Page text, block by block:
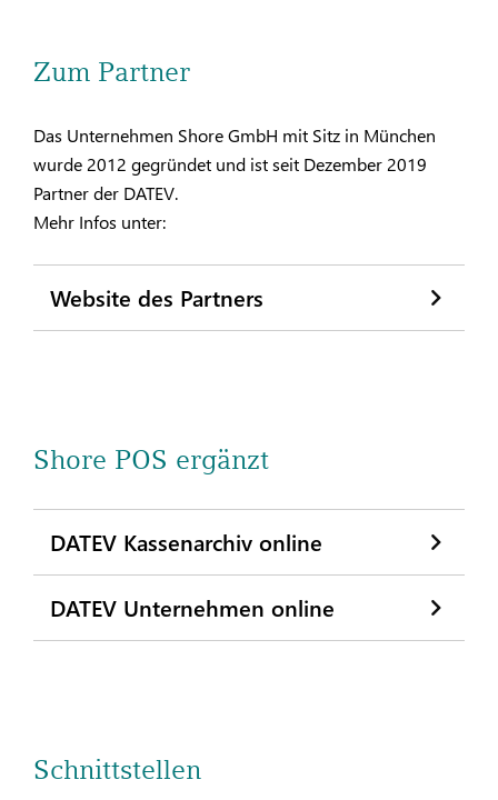
Zum Partner
Das Unternehmen Shore GmbH mit Sitz in München
wurde 2012 gegründet und ist seit Dezember 2019
Partner der DATEV.
Mehr Infos unter:
Website des Partners
Shore POS ergänzt
DATEV Kassenarchiv online
DATEV Unternehmen online
Schnittstellen